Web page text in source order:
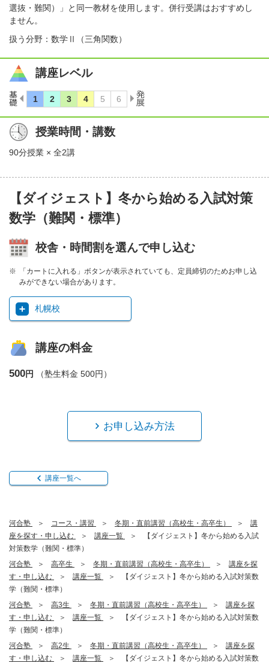
選抜・難関）」と同一教材を使用します。併行受講はおすすめし
ません。
扱う分野：数学Ⅱ（三角関数）
講座レベル
授業時間・講数
90分授業 × 全2講
【ダイジェスト】冬から始める入試対策
数学（難関・標準）
校舎・時間割を選んで申し込む
「カートに入れる」ボタンが表示されていても、定員締切のためお申し込
みができない場合があります。
札幌校
講座の料金
500円 （塾生料金 500円）
お申し込み方法
講座一覧へ
河合塾 コース・講習 冬期・直前講習（高校生・高卒生）
講
座を探す・申し込む
講座一覧
【ダイジェスト】冬から始める入試
対策数学（難関・標準）
河合塾
高卒生 冬期・直前講習（高校生・高卒生）
講座を探
す・申し込む
講座一覧
【ダイジェスト】冬から始める入試対策数
学（難関・標準）
河合塾
高3生 冬期・直前講習（高校生・高卒生）
講座を探
す・申し込む
講座一覧
【ダイジェスト】冬から始める入試対策数
学（難関・標準）
河合塾
高2生 冬期・直前講習（高校生・高卒生）
講座を探
す・申し込む
講座一覧
【ダイジェスト】冬から始める入試対策数